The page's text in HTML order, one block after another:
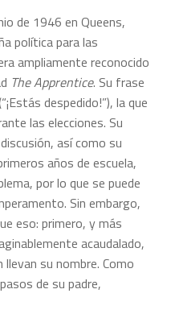
de 1946 en Queens,
política para las
ampliamente reconocido
The Apprentice. Su frase
despedido!”), la que
las elecciones. Su
así como su
años de escuela,
por lo que se puede
Sin embargo,
eso: primero, y más
acaudalado,
su nombre. Como
de su padre,